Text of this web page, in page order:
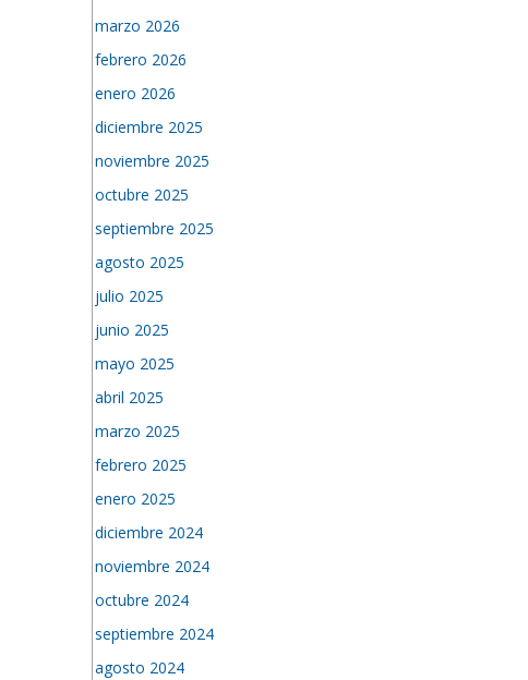
marzo 2026
febrero 2026
enero 2026
diciembre 2025
noviembre 2025
octubre 2025
septiembre 2025
agosto 2025
julio 2025
junio 2025
mayo 2025
abril 2025
marzo 2025
febrero 2025
enero 2025
diciembre 2024
noviembre 2024
octubre 2024
septiembre 2024
agosto 2024